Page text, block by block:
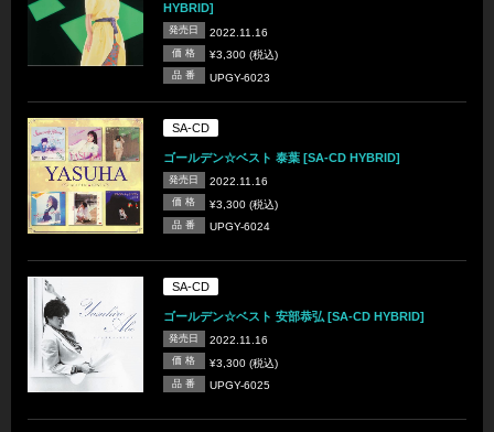
HYBRID]
発売日 2022.11.16
価 格 ¥3,300 (税込)
品 番 UPGY-6023
SA-CD
ゴールデン☆ベスト 泰葉 [SA-CD HYBRID]
発売日 2022.11.16
価 格 ¥3,300 (税込)
品 番 UPGY-6024
SA-CD
ゴールデン☆ベスト 安部恭弘 [SA-CD HYBRID]
発売日 2022.11.16
価 格 ¥3,300 (税込)
品 番 UPGY-6025